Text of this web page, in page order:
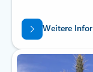
Weitere